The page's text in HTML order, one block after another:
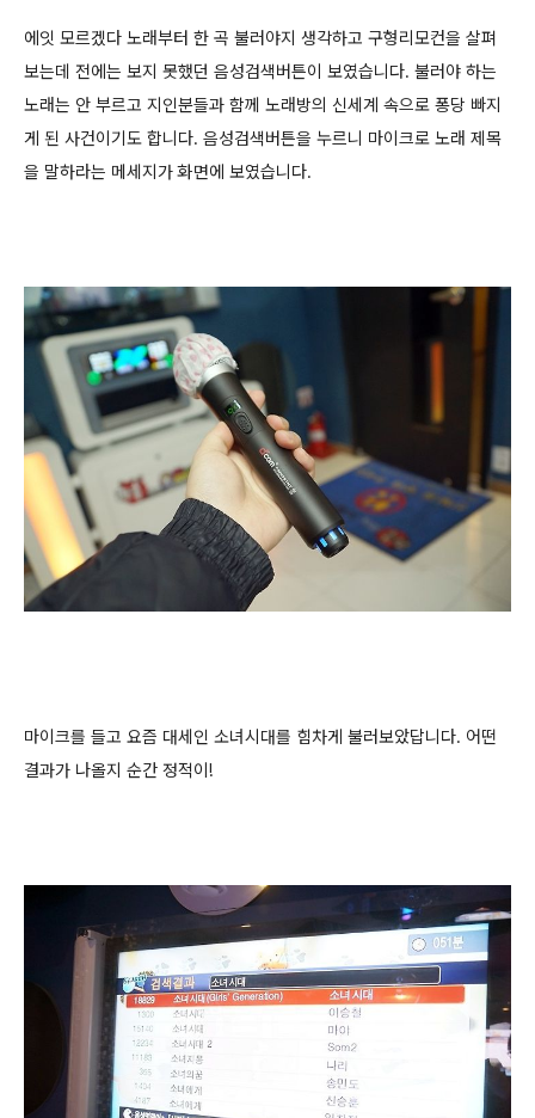
에잇 모르겠다 노래부터 한 곡 불러야지 생각하고 구형리모컨을 살펴
보는데 전에는 보지 못했던 음성검색버튼이 보였습니다. 불러야 하는
노래는 안 부르고 지인분들과 함께 노래방의 신세계 속으로 퐁당 빠지
게 된 사건이기도 합니다. 음성검색버튼을 누르니 마이크로 노래 제목
을 말하라는 메세지가 화면에 보였습니다.
마이크를 들고 요즘 대세인 소녀시대를 힘차게 불러보았답니다. 어떤
결과가 나올지 순간 정적이!